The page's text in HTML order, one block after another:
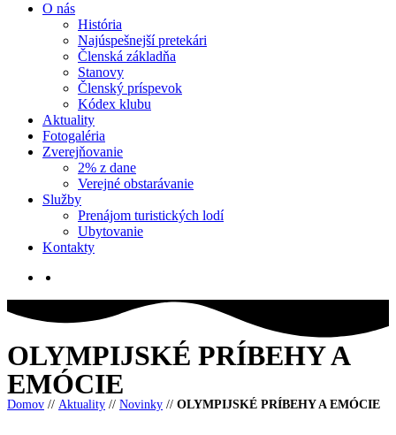
O nás
História
Najúspešnejší pretekári
Členská základňa
Stanovy
Členský príspevok
Kódex klubu
Aktuality
Fotogaléria
Zverejňovanie
2% z dane
Verejné obstarávanie
Služby
Prenájom turistických lodí
Ubytovanie
Kontakty
OLYMPIJSKÉ PRÍBEHY A
EMÓCIE
Domov // Aktuality // Novinky // OLYMPIJSKÉ PRÍBEHY A EMÓCIE